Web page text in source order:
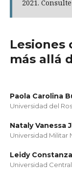
2021.
Lesiones
más allá
Paola Carolina
Universidad del
Nataly Vanessa
Universidad Militar
Leidy
Universidad